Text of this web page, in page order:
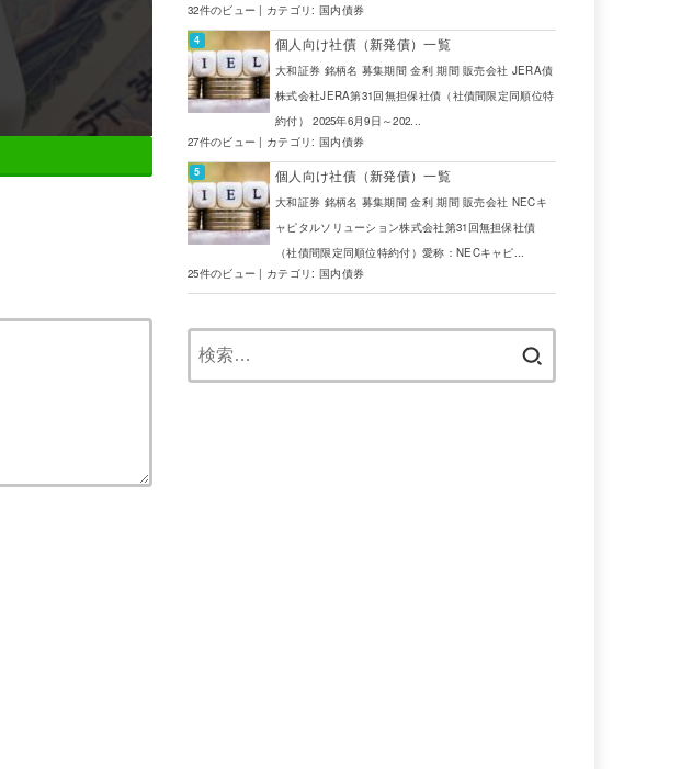
32件のビュー | カテゴリ: 国内債券
個人向け社債（新発債）一覧
大和証券 銘柄名 募集期間 金利 期間 販売会社 JERA債
株式会社JERA第31回無担保社債（社債間限定同順位特
約付） 2025年6月9日～202...
27件のビュー | カテゴリ: 国内債券
個人向け社債（新発債）一覧
大和証券 銘柄名 募集期間 金利 期間 販売会社 NECキ
ャピタルソリューション株式会社第31回無担保社債
（社債間限定同順位特約付）愛称：NECキャピ...
25件のビュー | カテゴリ: 国内債券